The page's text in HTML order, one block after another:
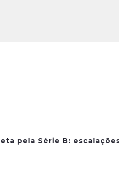
pela Série B: